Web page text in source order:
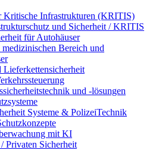
Kritische Infrastrukturen (KRITIS)
und Sicherheit / KRITIS
für Autohäuser
Bereich und
und -lösungen
Systeme & PolizeiTechnik
mit KI
Privaten Sicherheit